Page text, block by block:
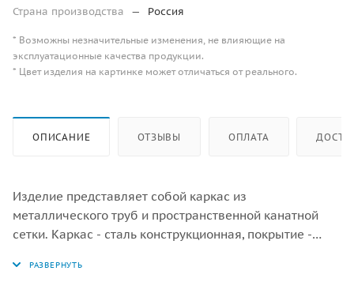
Страна производства
— Россия
* Возможны незначительные изменения, не влияющие на
эксплуатационные качества продукции.
* Цвет изделия на картинке может отличаться от реального.
ОПИСАНИЕ ОТЗЫВЫ ОПЛАТА
Изделие представляет собой каркас из
металлического труб и пространственной канатной
сетки. Каркас - сталь конструкционная, покрытие -
порошком (RAL по согласованию). Канатные лазы и